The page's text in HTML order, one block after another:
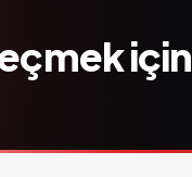
için